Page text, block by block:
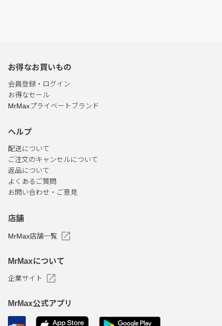
お得なお買いもの
会員登録・ログイン
お得なセール
MrMaxプライベートブランド
ヘルプ
配送について
ご注文のキャンセルについて
返品について
よくあるご質問
お問い合わせ・ご意見
店舗
MrMax店舗一覧
MrMaxについて
企業サイト
MrMax公式アプリ